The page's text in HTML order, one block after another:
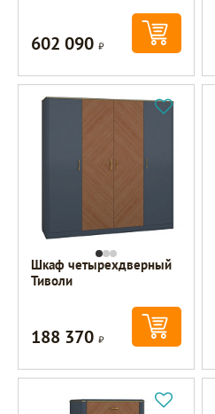
602 090Р
Шкаф четырехдверный
Тиволи
188 370Р